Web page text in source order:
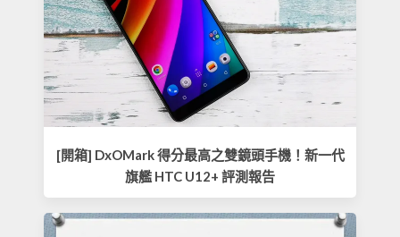
[開箱] DxOMark 得分最高之雙鏡頭手機！新一代
旗艦 HTC U12+ 評測報告